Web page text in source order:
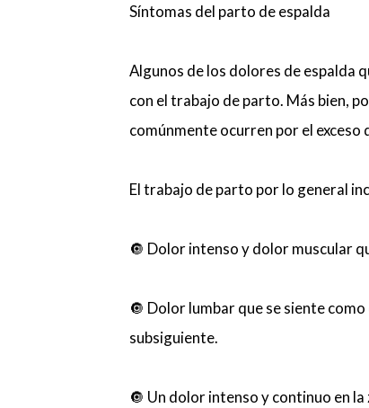
Síntomas del parto de espalda
Algunos de los dolores de espalda
con el trabajo de parto. Más bien,
comúnmente ocurren por el exceso
El trabajo de parto por lo general
🔘 Dolor intenso y dolor muscular
🔘 Dolor lumbar que se siente
subsiguiente.
🔘 Un dolor intenso y continuo en